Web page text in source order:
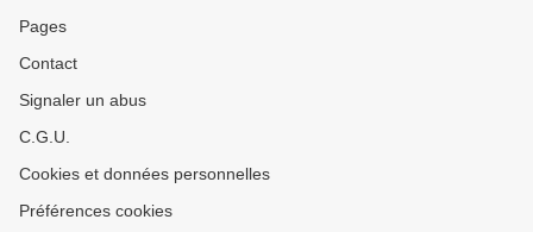
Pages
Contact
Signaler un abus
C.G.U.
Cookies et données personnelles
Préférences cookies